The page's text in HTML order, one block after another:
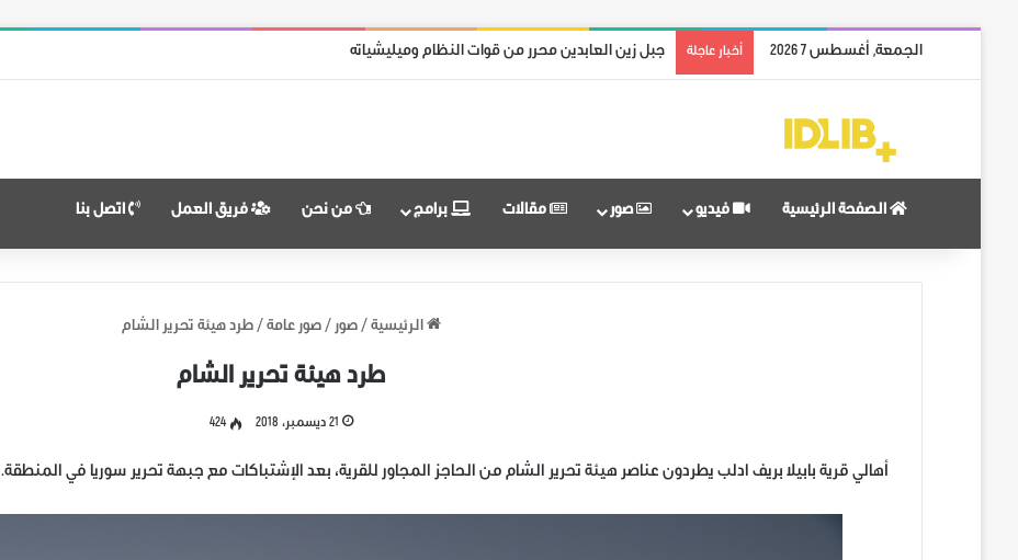
الجمعة, أغسطس 7 2026 أخبار عاجلة ريف حماة الشمالي بالكامل محرر من قوات نظام الأسد
الصفحة الرئيسية فيديو صور مقالات برامج من نحن فريق العمل اتصل بنا
الرئيسية / صور / صور عامة / طرد هيئة تحرير الشام
طرد هيئة تحرير الشام
21 ديسمبر، 2018 424
‏أهالي قرية بابيلا بريف ادلب يطردون عناصر هيئة تحرير الشام من الحاجز المجاور للقرية، بعد الإشتباكات مع جبهة تحرير سوريا في المنطقة.